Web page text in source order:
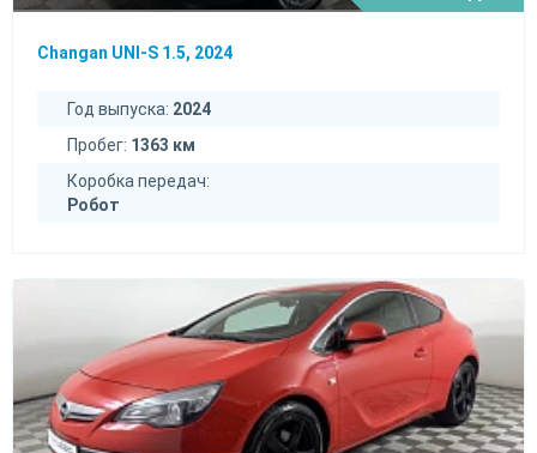
Changan UNI-S 1.5, 2024
Год выпуска: 2024
Пробег: 1363 км
Коробка передач:
Робот